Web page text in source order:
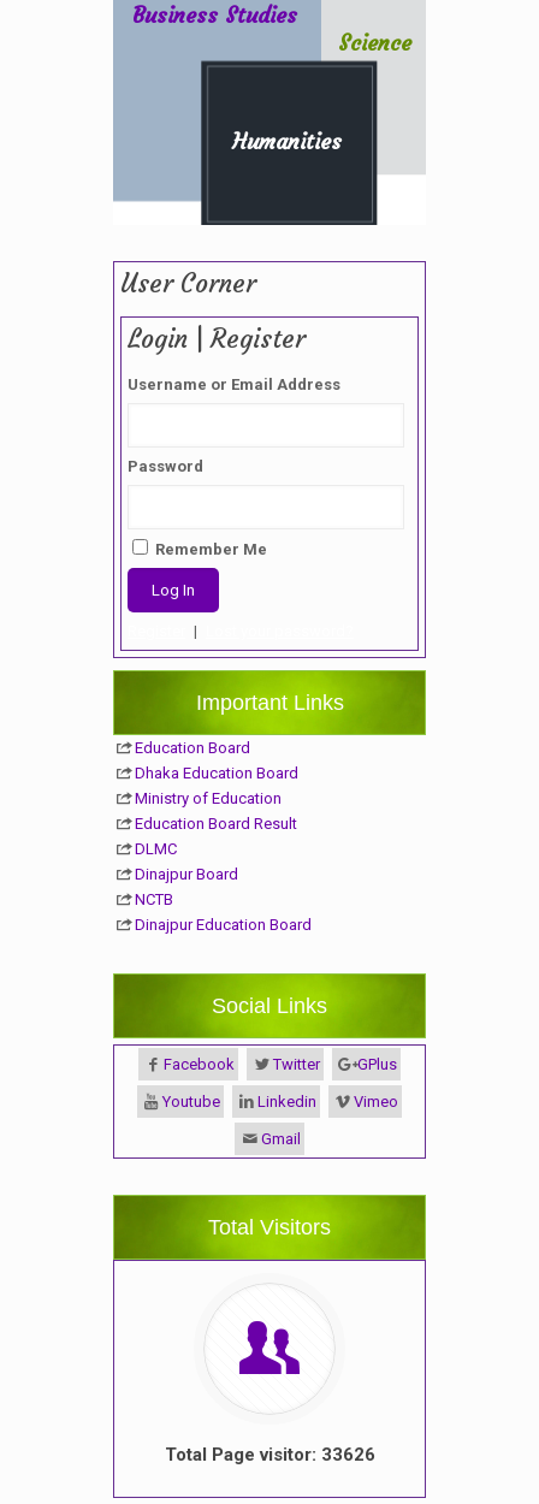
Humanities
Business Studies
Science
User Corner
Login | Register
Username or Email Address
Password
Remember Me
|
Important Links
Education Board
Dhaka Education Board
Ministry of Education
Education Board Result
DLMC
Dinajpur Board
NCTB
Dinajpur Education Board
Social Links
Facebook Twitter GPlus
Youtube Linkedin Vimeo
Gmail
Total Visitors
Total Page visitor: 33626